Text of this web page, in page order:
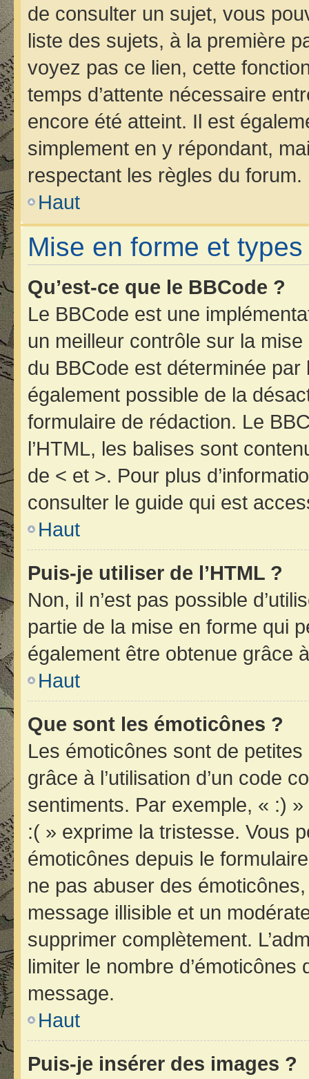
de consulter un sujet, vous
liste des sujets, à la première
voyez pas ce lien, cette
temps d’attente nécessaire
encore été atteint. Il est
simplement en y répondant,
respectant les règles du forum.
Haut
Mise en forme et
Qu’est-ce que le BBCode ?
Le BBCode est une
un meilleur contrôle sur la mise
du BBCode est déterminée par
également possible de la
formulaire de rédaction. Le
l’HTML, les balises sont
de < et >. Pour plus
consulter le guide qui est
Haut
Puis-je utiliser de l’HTML ?
Non, il n’est pas possible
partie de la mise en forme qui
également être obtenue grâce
Haut
Que sont les émoticônes ?
Les émoticônes sont de
grâce à l’utilisation d’un code
sentiments. Par exemple, « :)
:( » exprime la tristesse. Vous
émoticônes depuis le
ne pas abuser des
message illisible et un
supprimer complètement.
limiter le nombre
message.
Haut
Puis-je insérer des images ?